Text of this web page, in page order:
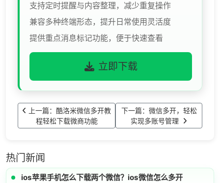
支持定时提醒与内容整理，减少重复操作
兼容多种终端形态，提升日常使用灵活度
提供重点消息标记功能，便于快速查看
立即下载
上一篇：酷洛米微信多开教
程轻松下载微商功能
下一篇：微信多开，轻松
实现多账号管理
热门新闻
ios苹果手机怎么下载两个微信？ios微信怎么多开